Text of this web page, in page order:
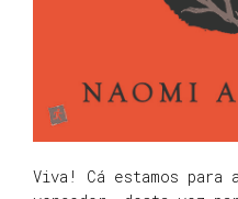
Viva! Cá estamos para